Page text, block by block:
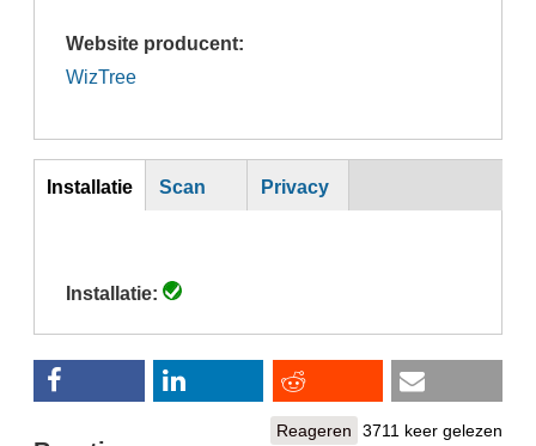
Website producent:
WizTree
Inst
Installatie
Scan Privacy
Installatie:
Reageren 3711 keer gelezen